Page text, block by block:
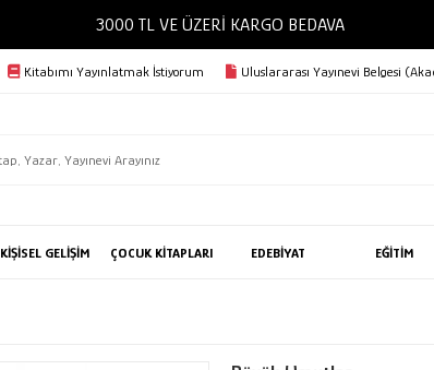
3000 TL VE ÜZERİ KARGO BEDAVA
Kitabımı Yayınlatmak İstiyorum Uluslararası Yayınevi Belgesi
KİŞİSEL GELİŞİM ÇOCUK KİTAPLARI EDEBİYAT EĞİTİM